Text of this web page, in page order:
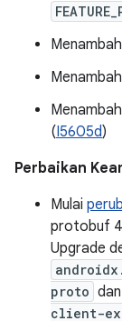
(I5605d)
Perbaikan
Mulai
protobuf
Upgrade
proto dan
client-